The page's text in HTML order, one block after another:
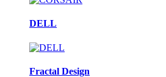
DELL
Fractal Design